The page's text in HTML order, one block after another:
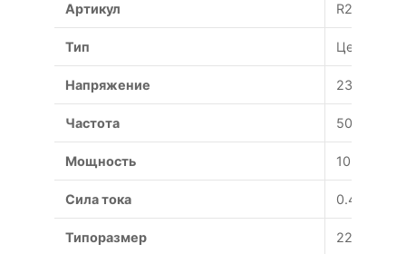
Артикул R2E225-
Тип
Напряжение 230 В
Частота 50 Гц
Мощность 105 Вт
Сила тока 0.46 А
Типоразмер 225 мм